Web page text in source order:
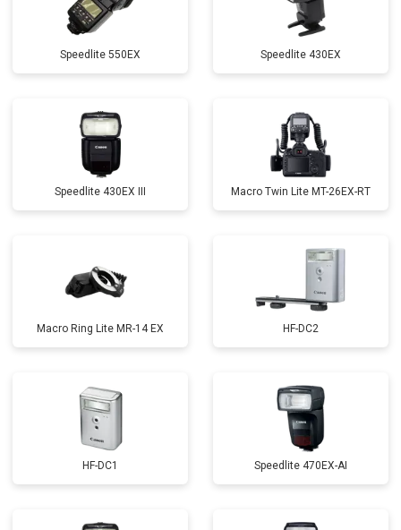
Speedlite 550EX Speedlite 430EX
Speedlite 430EX III Macro Twin Lite MT-26EX-RT
Macro Ring Lite MR-14 EX HF-DC2
HF-DC1 Speedlite 470EX-AI